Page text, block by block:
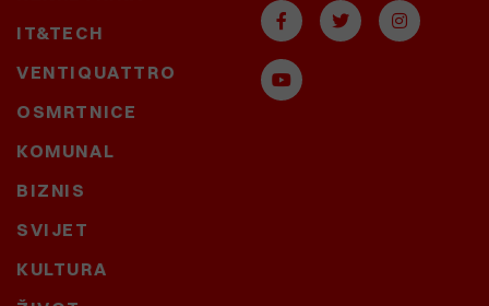
IT&TECH
VENTIQUATTRO
OSMRTNICE
KOMUNAL
BIZNIS
SVIJET
KULTURA